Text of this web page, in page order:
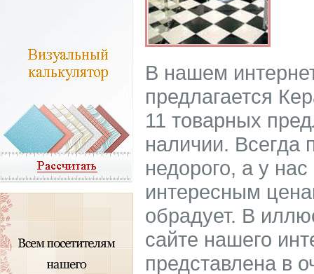
В нашем
предлагается
11 товарных
наличии. Всегда
недорого, а у
интересным
обрадует. В
сайте нашего
представлена в